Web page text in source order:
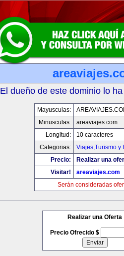
El dueño de este dominio lo
Mayusculas:
Minusculas:
areaviajes.com
Longitud:
10 caracteres
Categorias:
Viajes,Turismo y
Precio:
Realizar una
Visitar!
areaviajes.com
Serán consideradas
Realizar una Oferta
Precio Ofrecido $